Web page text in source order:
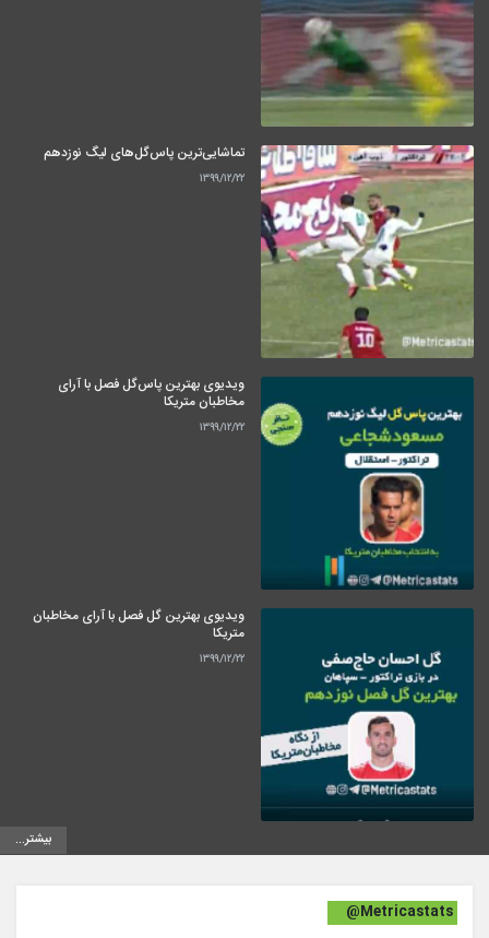
تماشایی‌ترین پاس‌گل‌های لیگ نوزدهم
۱۳۹۹/۱۲/۲۲
ویدیوی بهترین پاس‌گل فصل با آرای
مخاطبان متریکا
۱۳۹۹/۱۲/۲۲
ویدیوی بهترین گل فصل با آرای مخاطبان
متریکا
۱۳۹۹/۱۲/۲۲
بیشتر...
@Metricastats